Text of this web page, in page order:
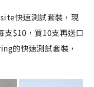
快速測試套裝，現
支$10，買10支再送口
的快速測試套裝，